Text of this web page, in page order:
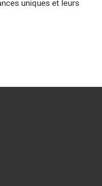
uniques et leurs